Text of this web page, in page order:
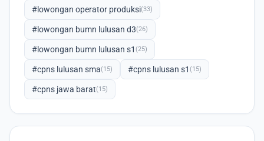
#lowongan operator produksi(33)
#lowongan bumn lulusan d3(26)
#lowongan bumn lulusan s1 (25)
#cpns lulusan sma(15) #cpns lulusan s1 (15)
#cpns jawa barat(15)